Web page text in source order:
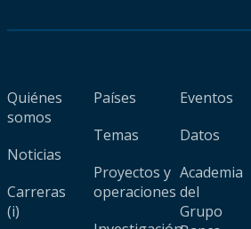
Quiénes
somos
Noticias
Carreras
(i)
Países
Temas
Proyectos y
operaciones
Eventos
Datos
Academia
del
Grupo